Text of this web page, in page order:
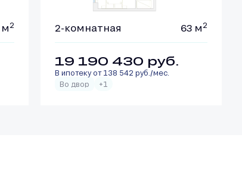
м 2 2-комнатная 63 м 2
19 190 430 руб.
В ипотеку от 138 542 руб./мес.
Во двор
+1